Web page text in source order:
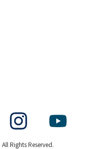
Rights Reserved.